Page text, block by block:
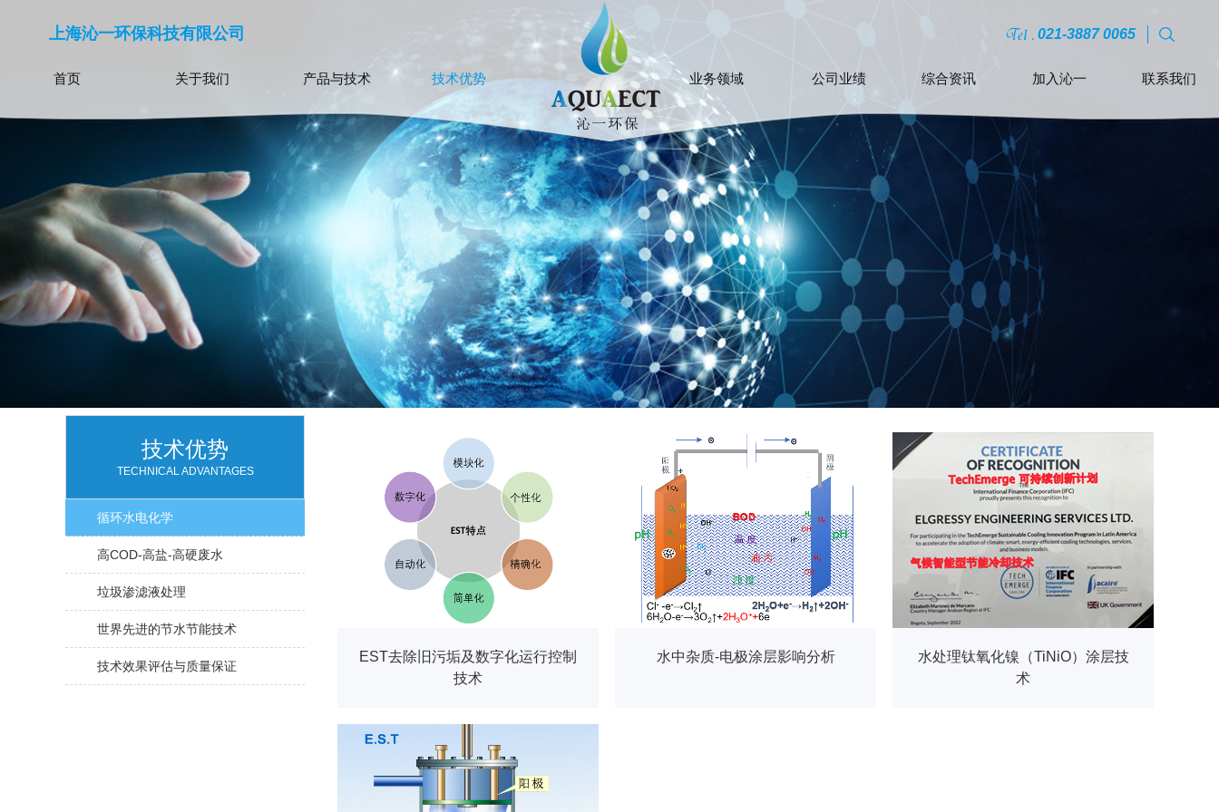
上海沁一环保科技有限公司 021-3887 0065
首页 关于我们 产品与技术 技术优势 业务领域 公司业绩 综合资讯 加入沁一 联系我们
技术优势
TECHNICAL ADVANTAGES
循环水电化学
高COD-高盐-高硬废水
垃圾渗滤液处理
世界先进的节水节能技术
技术效果评估与质量保证
EST去除旧污垢及数字化运行控制
技术
水中杂质-电极涂层影响分析
水处理钛氧化镍（TiNiO）涂层技
术